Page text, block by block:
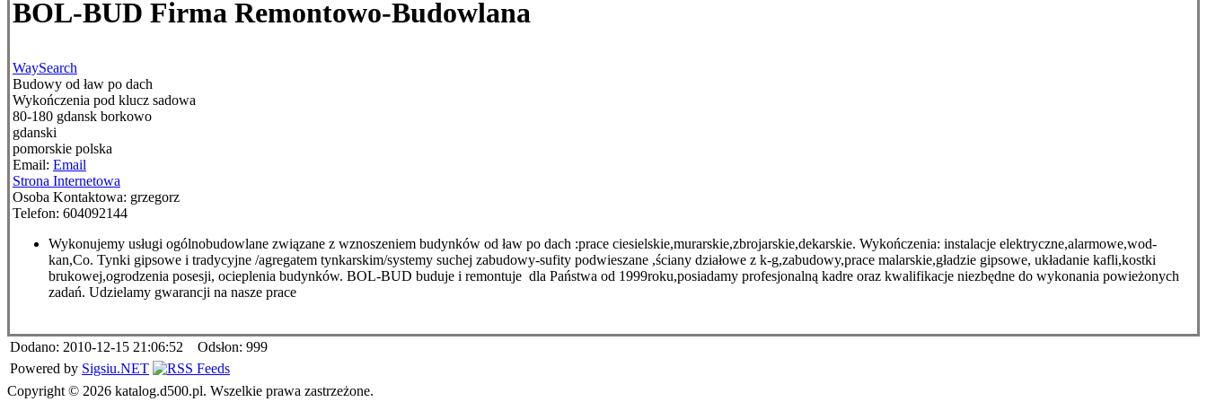
BOL-BUD Firma Remontowo-Budowlana
WaySearch
Budowy od ław po dach
Wykończenia pod klucz sadowa
80-180 gdansk borkowo
gdanski
pomorskie polska
Email: Email
Strona Internetowa
Osoba Kontaktowa: grzegorz
Telefon: 604092144
Wykonujemy usługi ogólnobudowlane związane z wznoszeniem budynków od ław po dach :prace ciesielskie,murarskie,zbrojarskie,dekarskie. Wykończenia: instalacje elektryczne,alarmowe,wod-
kan,Co. Tynki gipsowe i tradycyjne /agregatem tynkarskim/systemy suchej zabudowy-sufity podwieszane ,ściany działowe z k-g,zabudowy,prace malarskie,gładzie gipsowe, układanie kafli,kostki
brukowej,ogrodzenia posesji, ocieplenia budynków. BOL-BUD buduje i remontuje dla Państwa od 1999roku,posiadamy profesjonalną kadre oraz kwalifikacje niezbędne do wykonania powieżonych
zadań. Udzielamy gwarancji na nasze prace
Dodano: 2010-12-15 21:06:52 Odsłon: 999
Powered by Sigsiu.NET
Copyright © 2026 katalog.d500.pl. Wszelkie prawa zastrzeżone.